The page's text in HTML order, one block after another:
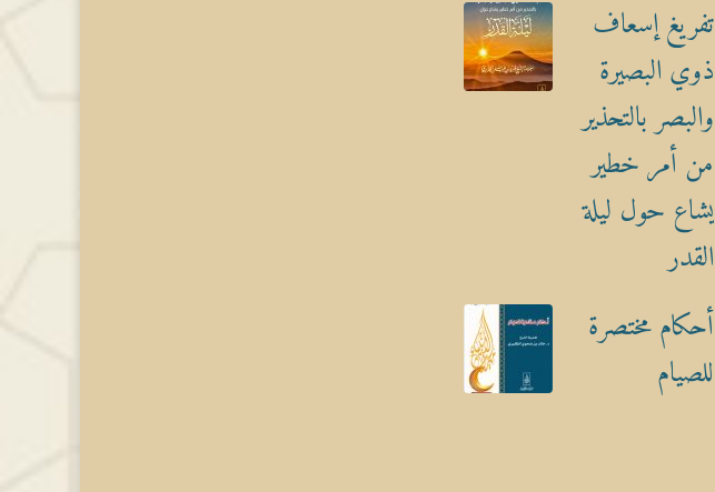
تفريغ إسعاف
ذوي البصيرة
والبصر بالتحذير
من أمر خطير
يشاع حول ليلة
القدر
أحكام مختصرة
للصيام